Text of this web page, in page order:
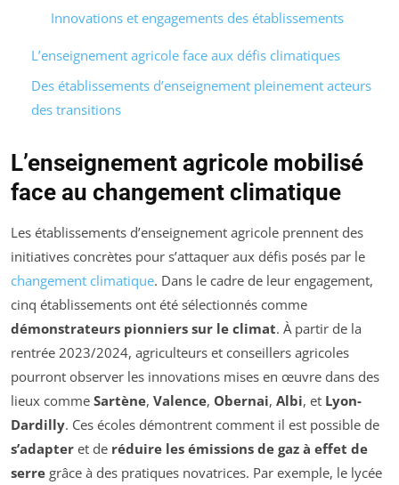
Innovations et engagements des établissements
L’enseignement agricole face aux défis climatiques
Des établissements d’enseignement pleinement acteurs
des transitions
L’enseignement agricole mobilisé
face au changement climatique
Les établissements d’enseignement agricole prennent des
initiatives concrètes pour s’attaquer aux défis posés par le
changement climatique. Dans le cadre de leur engagement,
cinq établissements ont été sélectionnés comme
démonstrateurs pionniers sur le climat. À partir de la
rentrée 2023/2024, agriculteurs et conseillers agricoles
pourront observer les innovations mises en œuvre dans des
lieux comme Sartène, Valence, Obernai, Albi, et Lyon-
Dardilly. Ces écoles démontrent comment il est possible de
s’adapter et de réduire les émissions de gaz à effet de
serre grâce à des pratiques novatrices. Par exemple, le lycée